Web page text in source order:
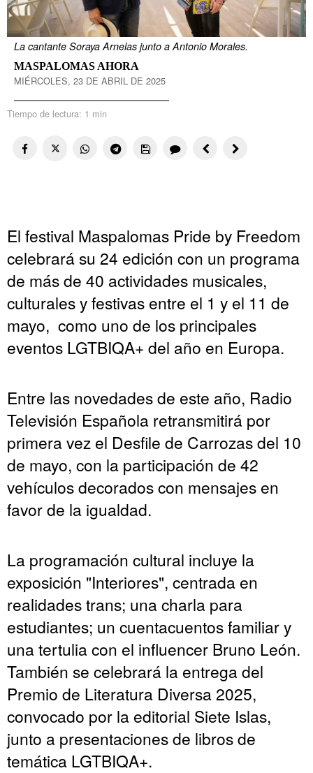
La cantante Soraya Arnelas junto a Antonio Morales.
MASPALOMAS AHORA
MIÉRCOLES, 23 DE ABRIL DE 2025
Tiempo de lectura: 1 min
El festival Maspalomas Pride by Freedom
celebrará su 24 edición con un programa
de más de 40 actividades musicales,
culturales y festivas entre el 1 y el 11 de
mayo, como uno de los principales
eventos LGTBIQA+ del año en Europa.
Entre las novedades de este año, Radio
Televisión Española retransmitirá por
primera vez el Desfile de Carrozas del 10
de mayo, con la participación de 42
vehículos decorados con mensajes en
favor de la igualdad.
La programación cultural incluye la
exposición "Interiores", centrada en
realidades trans; una charla para
estudiantes; un cuentacuentos familiar y
una tertulia con el influencer Bruno León.
También se celebrará la entrega del
Premio de Literatura Diversa 2025,
convocado por la editorial Siete Islas,
junto a presentaciones de libros de
temática LGTBIQA+.